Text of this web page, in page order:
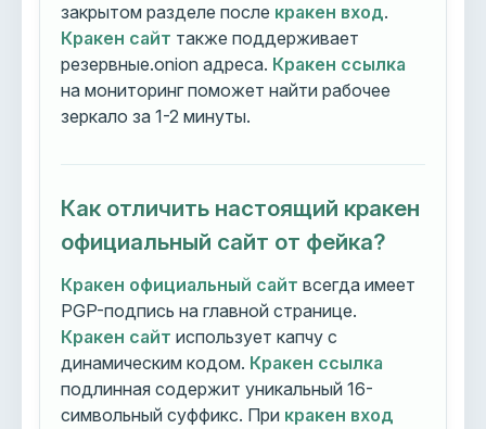
закрытом разделе после кракен вход.
Кракен сайт также поддерживает
резервные.onion адреса. Кракен ссылка
на мониторинг поможет найти рабочее
зеркало за 1-2 минуты.
Как отличить настоящий кракен
официальный сайт от фейка?
Кракен официальный сайт всегда имеет
PGP-подпись на главной странице.
Кракен сайт использует капчу с
динамическим кодом. Кракен ссылка
подлинная содержит уникальный 16-
символьный суффикс. При кракен вход